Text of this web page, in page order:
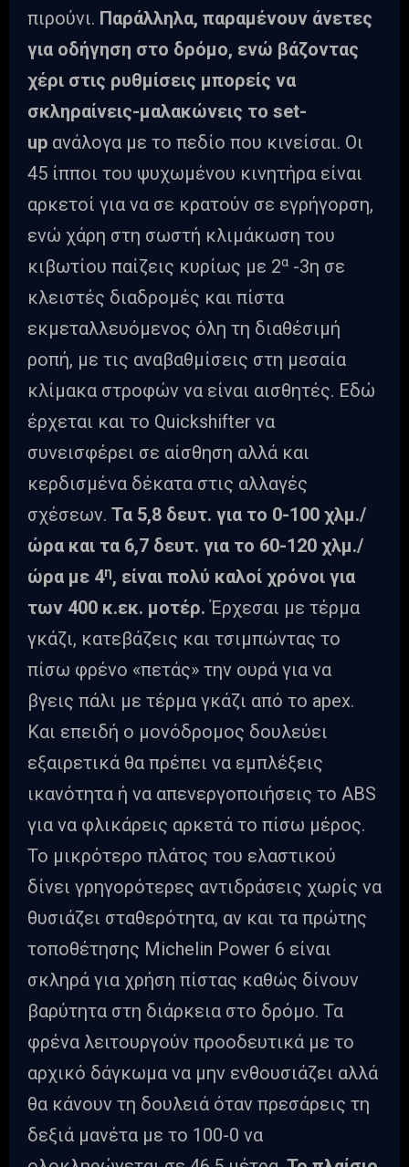
πιρούνι. Παράλληλα, παραμένουν άνετες
για οδήγηση στο δρόμο, ενώ βάζοντας
χέρι στις ρυθμίσεις μπορείς να
σκληραίνεις-μαλακώνεις το set-
up ανάλογα με το πεδίο που κινείσαι. Οι
45 ίπποι του ψυχωμένου κινητήρα είναι
αρκετοί για να σε κρατούν σε εγρήγορση,
ενώ χάρη στη σωστή κλιμάκωση του
κιβωτίου παίζεις κυρίως με 2α -3η σε
κλειστές διαδρομές και πίστα
εκμεταλλευόμενος όλη τη διαθέσιμή
ροπή, με τις αναβαθμίσεις στη μεσαία
κλίμακα στροφών να είναι αισθητές. Εδώ
έρχεται και το Quickshifter να
συνεισφέρει σε αίσθηση αλλά και
κερδισμένα δέκατα στις αλλαγές
σχέσεων. Τα 5,8 δευτ. για το 0-100 χλμ./
ώρα και τα 6,7 δευτ. για το 60-120 χλμ./
ώρα με 4η, είναι πολύ καλοί χρόνοι για
των 400 κ.εκ. μοτέρ. Έρχεσαι με τέρμα
γκάζι, κατεβάζεις και τσιμπώντας το
πίσω φρένο «πετάς» την ουρά για να
βγεις πάλι με τέρμα γκάζι από το apex.
Και επειδή ο μονόδρομος δουλεύει
εξαιρετικά θα πρέπει να εμπλέξεις
ικανότητα ή να απενεργοποιήσεις το ABS
για να φλικάρεις αρκετά το πίσω μέρος.
Το μικρότερο πλάτος του ελαστικού
δίνει γρηγορότερες αντιδράσεις χωρίς να
θυσιάζει σταθερότητα, αν και τα πρώτης
τοποθέτησης Michelin Power 6 είναι
σκληρά για χρήση πίστας καθώς δίνουν
βαρύτητα στη διάρκεια στο δρόμο. Τα
φρένα λειτουργούν προοδευτικά με το
αρχικό δάγκωμα να μην ενθουσιάζει αλλά
θα κάνουν τη δουλειά όταν πρεσάρεις τη
δεξιά μανέτα με το 100-0 να